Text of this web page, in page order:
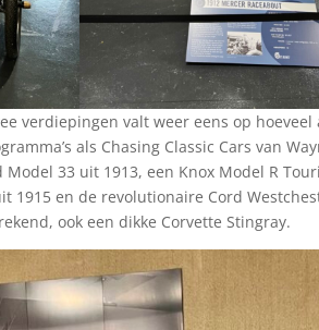
verdiepingen valt weer eens op
als Chasing Classic Cars van
Model 33 uit 1913, een Knox Model R
1915 en de revolutionaire Cord
ook een dikke Corvette Stingray.